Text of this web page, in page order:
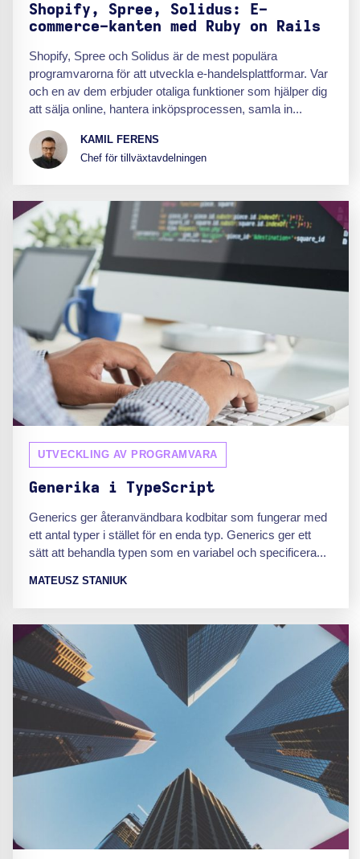
Shopify, Spree, Solidus: E-
commerce-kanten med Ruby on Rails
Shopify, Spree och Solidus är de mest populära
programvarorna för att utveckla e-handelsplattformar. Var
och en av dem erbjuder otaliga funktioner som hjälper dig
att sälja online, hantera inköpsprocessen, samla in...
KAMIL FERENS
Chef för tillväxtavdelningen
UTVECKLING AV PROGRAMVARA
Generika i TypeScript
Generics ger återanvändbara kodbitar som fungerar med
ett antal typer i stället för en enda typ. Generics ger ett
sätt att behandla typen som en variabel och specificera...
MATEUSZ STANIUK